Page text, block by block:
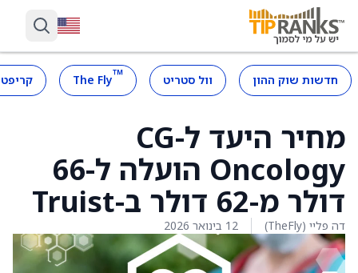
חדשות שוק ההון וול סטריט ™
The Fly
מחיר היעד ל-CG
Oncology הועלה ל-66
דולר מ-62 דולר ב-Truist
דה פליי (TheFly) 12 בינואר 2026